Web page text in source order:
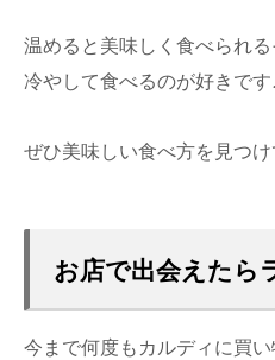
温めると美味しく食べられ
冷やして食べるのが好きです
ぜひ美味しい食べ方を見つ
お店で出会えたら
今まで何度もカルディに買